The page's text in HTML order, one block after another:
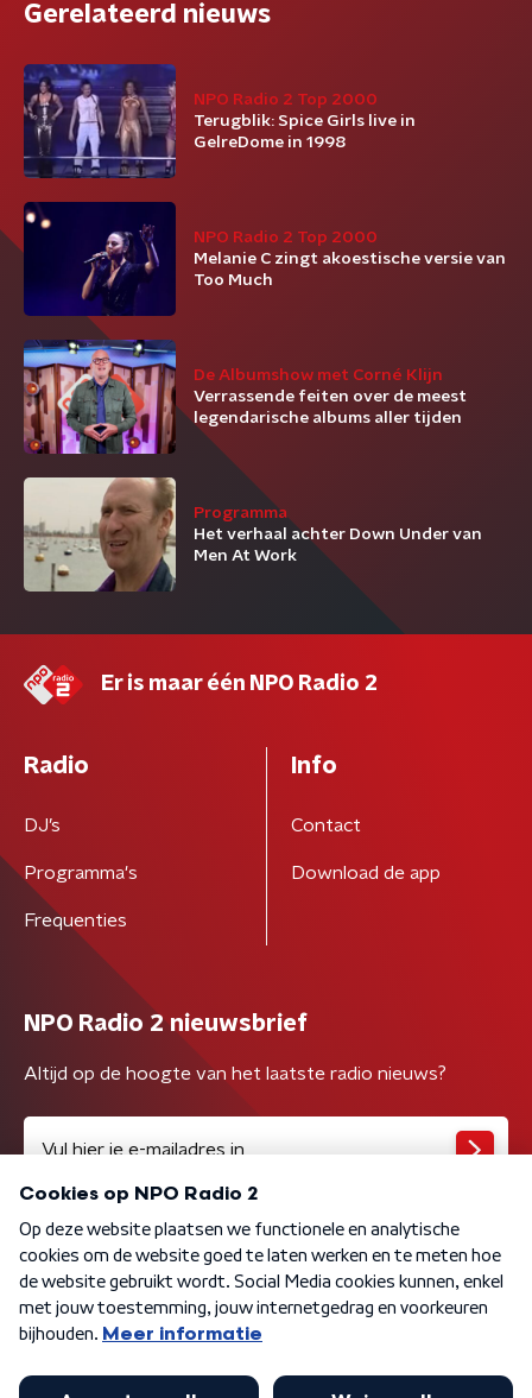
Gerelateerd nieuws
NPO Radio 2 Top 2000
Terugblik: Spice Girls live in
GelreDome in 1998
NPO Radio 2 Top 2000
Melanie C zingt akoestische versie van
Too Much
De Albumshow met Corné Klijn
Verrassende feiten over de meest
legendarische albums aller tijden
Programma
Het verhaal achter Down Under van
Men At Work
Er is maar één NPO Radio 2
Radio
DJ’s
Programma's
Frequenties
Info
Contact
Download de app
NPO Radio 2 nieuwsbrief
Altijd op de hoogte van het laatste radio nieuws?
Algemene voorwaarden